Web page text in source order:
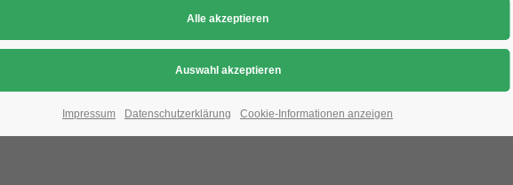
Alleen vermeiden und
Bäume
Impressum Datenschutzerklärung Cookie-Informationen anzeigen